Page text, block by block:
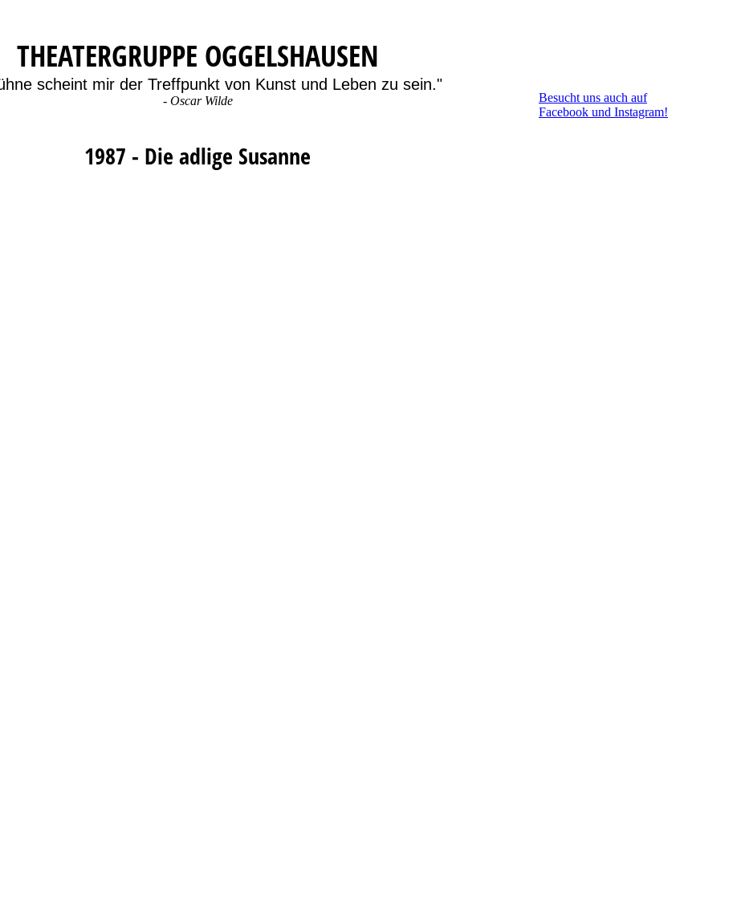
THEATERGRUPPE OGGELSHAUSEN
scheint mir der Treffpunkt von Kunst und Leben zu sein."
- Oscar Wilde
1987 - Die adlige Susanne
Besucht uns auch auf
Facebook und Instagram!